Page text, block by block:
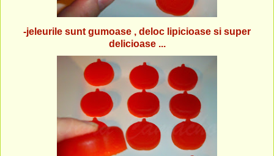
-jeleurile sunt gumoase , deloc lipicioase si super
delicioase ...